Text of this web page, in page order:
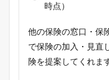
時点）
他の保険の窓口・保
で保険の加入・見直
険を提案してくれま